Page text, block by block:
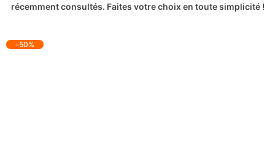
récemment consultés. Faites votre choix en toute simplicité !
-50%